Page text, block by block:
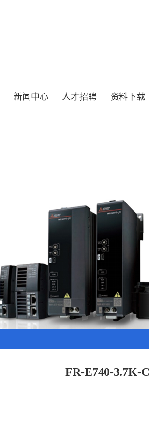
新闻中心 人才招聘 资料下载
FR-E740-3.7K-